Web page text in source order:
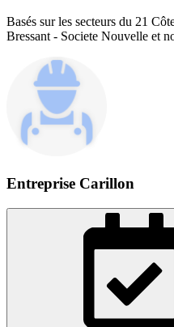
Basés sur les secteurs du 21
Bressant - Societe Nouvelle et
Entreprise Carillon